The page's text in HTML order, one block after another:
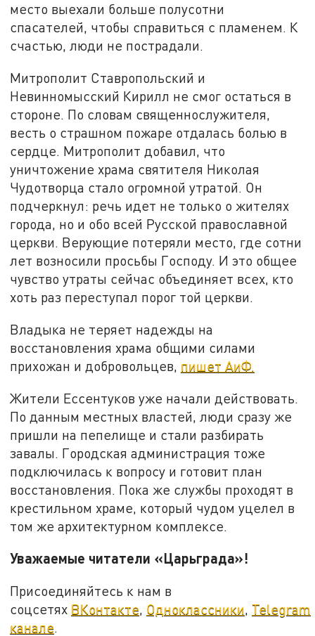
место выехали больше полусотни
спасателей, чтобы справиться с пламенем. К
счастью, люди не пострадали.
Митрополит Ставропольский и
Невинномысский Кирилл не смог остаться в
стороне. По словам священнослужителя,
весть о страшном пожаре отдалась болью в
сердце. Митрополит добавил, что
уничтожение храма святителя Николая
Чудотворца стало огромной утратой. Он
подчеркнул: речь идет не только о жителях
города, но и обо всей Русской православной
церкви. Верующие потеряли место, где сотни
лет возносили просьбы Господу. И это общее
чувство утраты сейчас объединяет всех, кто
хоть раз переступал порог той церкви.
Владыка не теряет надежды на
восстановления храма общими силами
прихожан и добровольцев, пишет АиФ.
Жители Ессентуков уже начали действовать.
По данным местных властей, люди сразу же
пришли на пепелище и стали разбирать
завалы. Городская администрация тоже
подключилась к вопросу и готовит план
восстановления. Пока же службы проходят в
крестильном храме, который чудом уцелел в
том же архитектурном комплексе.
Уважаемые читатели «Царьграда»!
Присоединяйтесь к нам в
соцсетях ВКонтакте, Одноклассники, Telegram
канале.